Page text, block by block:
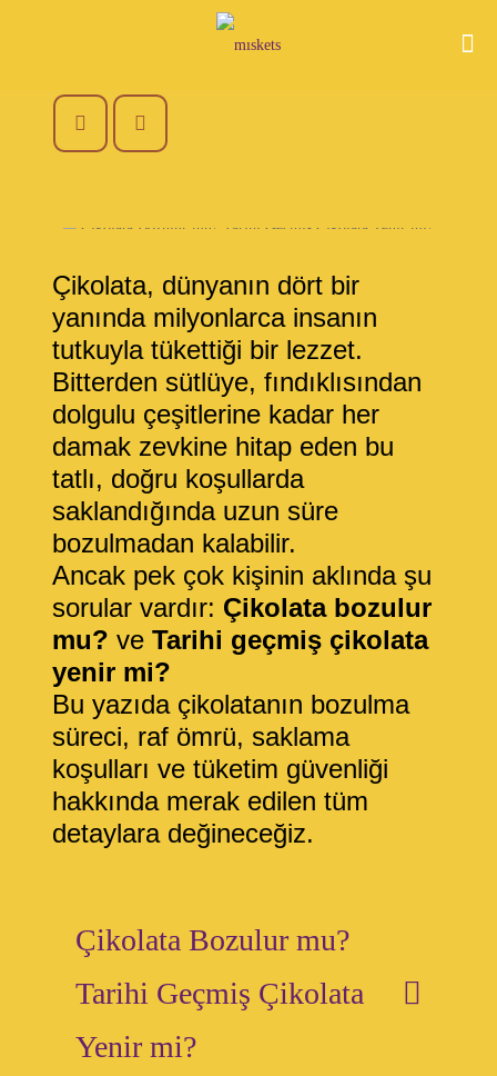
Çikolata, dünyanın dört bir
yanında milyonlarca insanın
tutkuyla tükettiği bir lezzet.
Bitterden sütlüye, fındıklısından
dolgulu çeşitlerine kadar her
damak zevkine hitap eden bu
tatlı, doğru koşullarda
saklandığında uzun süre
bozulmadan kalabilir.
Ancak pek çok kişinin aklında şu
sorular vardır: Çikolata bozulur
mu? ve Tarihi geçmiş çikolata
yenir mi?
Bu yazıda çikolatanın bozulma
süreci, raf ömrü, saklama
koşulları ve tüketim güvenliği
hakkında merak edilen tüm
detaylara değineceğiz.
Çikolata Bozulur mu?
Tarihi Geçmiş Çikolata
Yenir mi?